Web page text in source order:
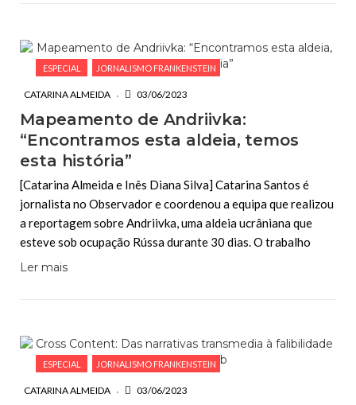
ESPECIAL JORNALISMO FRANKENSTEIN
CATARINA ALMEIDA 03/06/2023
Mapeamento de Andriivka:
“Encontramos esta aldeia, temos
esta história”
[Catarina Almeida e Inês Diana Silva] Catarina Santos é
jornalista no Observador e coordenou a equipa que realizou
a reportagem sobre Andriivka, uma aldeia ucrâniana que
esteve sob ocupação Rússa durante 30 dias. O trabalho
Ler mais
ESPECIAL JORNALISMO FRANKENSTEIN
CATARINA ALMEIDA 03/06/2023